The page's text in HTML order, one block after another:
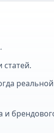
реальной
и